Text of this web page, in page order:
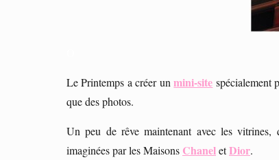
Le Printemps a créer unmini-site spécialement
que des photos.
Un peu de rêve maintenant avec les vitrines,
imaginées par les Maisons ChaneletDior.